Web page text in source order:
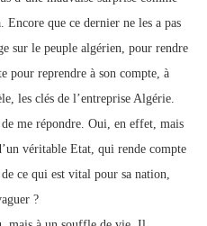
que ce dernier ne les a pas
sur le peuple algérien, pour rendre
pour reprendre à son compte, à
les clés de l’entreprise Algérie.
me répondre. Oui, en effet, mais
véritable Etat, qui rende compte
ce qui est vital pour sa nation,
?